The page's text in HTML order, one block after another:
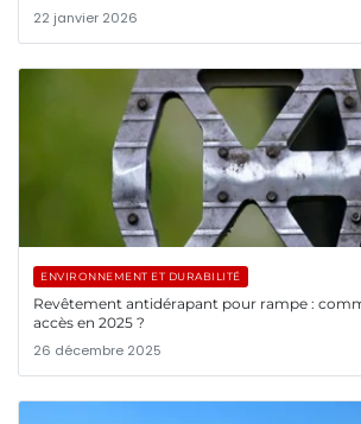
22 janvier 2026
ENVIRONNEMENT ET DURABILITÉ
Revêtement antidérapant pour rampe :
accès en 2025 ?
26 décembre 2025